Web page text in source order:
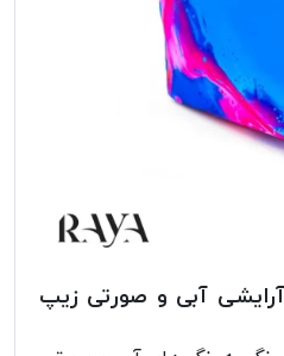
آبی و صورتی زیپ